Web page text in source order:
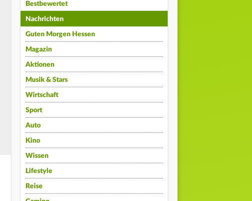
Bestbewertet
Nachrichten
Guten Morgen Hessen
Magazin
Aktionen
Musik & Stars
Wirtschaft
Sport
Auto
Kino
Wissen
Lifestyle
Reise